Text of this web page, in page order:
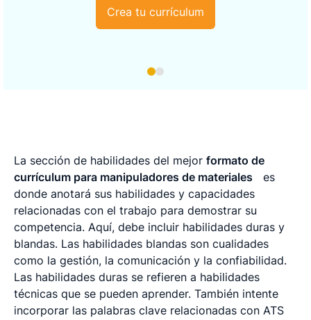
Crea tu currículum
La sección de habilidades del mejor formato de
currículum para manipuladores de materiales
es
donde anotará sus habilidades y capacidades
relacionadas con el trabajo para demostrar su
competencia. Aquí, debe incluir habilidades duras y
blandas. Las habilidades blandas son cualidades
como la gestión, la comunicación y la confiabilidad.
Las habilidades duras se refieren a habilidades
técnicas que se pueden aprender. También intente
incorporar las palabras clave relacionadas con ATS